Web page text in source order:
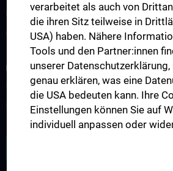
Contact
FOR PATIENTS
Informationen für Patient:innen mit
Informationen zum Thema Impfen
verarbeitet als auch von
die ihren Sitz teilweise in
USA) haben. Nähere
Tools und den Partner:innen
unserer
genau erklären, was eine
die USA bedeuten kann. Ihre
Einstellungen können Sie auf
individuell anpassen oder